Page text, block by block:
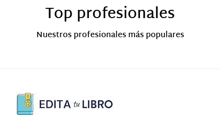
Top profesionales
Nuestros profesionales más populares